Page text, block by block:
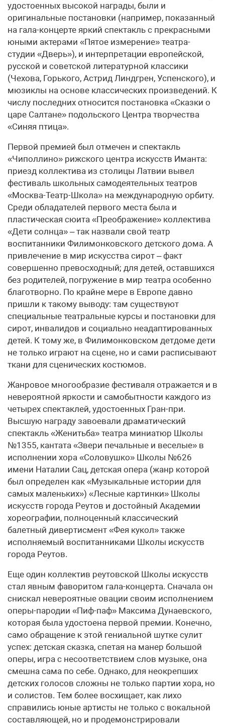
удостоенных высокой награды, были и
оригинальные постановки (например, показанный
на гала-концерте яркий спектакль с прекрасными
юными актерами «Пятое измерение» театра-
студии «Дверь»), и интерпретации европейской,
русской и советской литературной классики
(Чехова, Горького, Астрид Линдгрен, Успенского), и
мюзиклы на основе классических произведений. К
числу последних относится постановка «Сказки о
царе Салтане» подольского Центра творчества
«Синяя птица».
Первой премией был отмечен и спектакль
«Чиполлино» рижского центра искусств Иманта:
приезд коллектива из столицы Латвии вывел
фестиваль школьных самодеятельных театров
«Москва-Театр-Школа» на международную орбиту.
Среди обладателей первого места была и
пластическая сюита «Преображение» коллектива
«Дети солнца» – так назвали свой театр
воспитанники Филимонковского детского дома. А
привлечение в мир искусства сирот – факт
совершенно превосходный; для детей, оставшихся
без родителей, погружение в мир театра особенно
благотворно. По крайне мере в Европе давно
пришли к такому выводу: там существуют
специальные театральные курсы и постановки для
сирот, инвалидов и социально неадаптированных
детей. К тому же, в Филимонковском детдоме дети
не только играют на сцене, но и сами расписывают
ткани для сценических костюмов.
Жанровое многообразие фестиваля отражается и в
невероятной яркости и самобытности каждого из
четырех спектаклей, удостоенных Гран-при.
Высшую награду завоевали драматический
спектакль «Женитьба» театра миниатюр Школы
№1355, кантата «Звери печальные и веселые» в
исполнении хора «Соловушко» Школы №626
имени Наталии Сац, детская опера (жанр которой
был определен как «Музыкальные истории для
самых маленьких») «Лесные картинки» Школы
искусств города Реутов и достойный Академии
хореографии, полноценный классический
балетный дивертисмент «Фея кукол» также
исполняемый воспитанниками Школы искусств
города Реутов.
Еще один коллектив реутовской Школы искусств
стал явным фаворитом гала-концерта. Сначала он
снискал невероятные овации своим исполнением
оперы-пародии «Пиф-паф» Максима Дунаевского,
которая была удостоена первой премии. Конечно,
само обращение к этой гениальной шутке сулит
успех: детская сказка, спетая на манер большой
оперы, игра с несоответствием слов музыке, она
смешна сама по себе. Однако, для неокрепших
детских голосов сложны не только партии хора, но
и солистов. Тем более восхищает, как лихо
справились юные артисты не только с вокальной
составляющей, но и продемонстрировали